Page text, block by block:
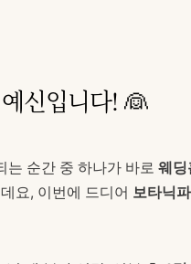
신입니다! 👰
는 순간 중 하나가 바로 웨딩
요, 이번에 드디어 보타닉